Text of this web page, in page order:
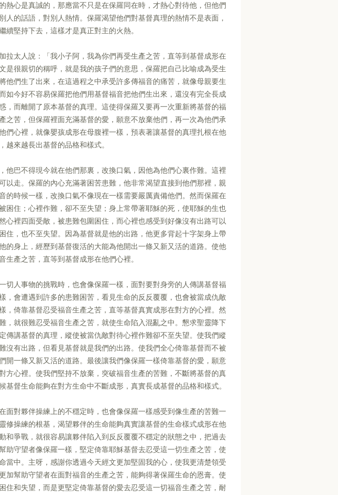
熱心是真誠的，那應當不只是在保羅同在時，才熱心對待他，但他們
人的話語，對別人熱情。保羅渴望他們對基督真理的熱情不是表面，
堅持下去，這樣才是真正對主的火熱。
拉太人說：「我小子阿，我為你們再受生產之苦，直等到基督成形在
是很親切的稱呼，就是我的孩子們的意思，保羅把自己比喻成為受生
他們生了出來，在這過程之中承受許多傳福音的痛苦，就像母親要生
如今好不容易保羅把他們用基督福音把他們生出來，還沒有完全長成
，而離開了原本基督的真理。這使得保羅又要再一次重新將基督的福
之苦，但保羅裡面充滿基督的愛，願意不放棄他們，再一次為他們承
們心裡，就像嬰孩成形在母腹裡一樣，預表著讓基督的真理扎根在他
來越長出基督的品格和樣式。
他巴不得現今就在他們那裏，改換口氣，因他為他們心裏作難。這裡
以走。保羅的內心充滿著困苦患難，他非常渴望直接到他們那裡，親
的時候一樣，改換口氣不像現在一樣需要嚴厲責備他們。然而保羅在
困住；心裡作難，卻不至失望；身上常帶著耶穌的死，使耶穌的生也
心裡四面受敵，被患難包圍困住，而心裡也感受到好像沒有出路可以
住，也不至失望。因為基督就是他的出路，他更多背起十字架身上帶
的身上，經歷到基督復活的大能為他開出一條又新又活的道路。使他
產之苦，直等到基督成形在他們心裡。
切人事物的挑戰時，也會像保羅一樣，面對要對身旁的人傳講基督福
，會遭遇到許多的患難困苦，看見生命的反反覆覆，也會被當成仇敵
，倚靠基督忍受福音生產之苦，直等基督真實成形在對方的心裡。然
，就很難忍受福音生產之苦，就使生命陷入混亂之中。懇求聖靈降下
傳講基督的真理，縱使被當仇敵對待心裡作難卻不至失望。使我們縱
沒有出路，但看見基督就是我們的出路。使我們全心倚靠基督而不被
開一條又新又活的道路。最後讓我們像保羅一樣倚靠基督的愛，願意
方心裡。使我們堅持不放棄，突破福音生產的苦難，不斷將基督的真
基督生命能夠在對方生命中不斷成形，真實長成基督的品格和樣式。
面對夥伴操練上的不穩定時，也會像保羅一樣感受到像生產的苦難一
修操練的根基，渴望夥伴的生命能夠真實讓基督的生命樣式成形在他
和爭戰，就很容易讓夥伴陷入到反反覆覆不穩定的狀態之中，把過去
助守望者像保羅一樣，堅定倚靠耶穌基督去忍受這一切生產之苦，使
當中。主呀，感謝你透過今天經文更加堅固我的心，使我更清楚領受
加幫助守望者在面對福音的生產之苦，能夠得著保羅生命的恩膏。使
住和失望，而是更堅定倚靠基督的愛去忍受這一切福音生產之苦，耐